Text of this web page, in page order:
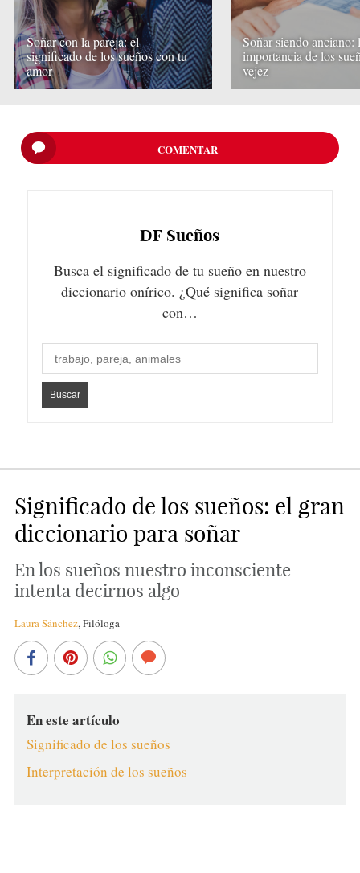
Soñar con la pareja: el
significado de los sueños con tu
amor
Soñar siendo anciano:
importancia de los
vejez
COMENTAR
DF Sueños
Busca el significado de tu sueño en nuestro
diccionario onírico. ¿Qué significa soñar
con…
Significado de los sueños: el gran
diccionario para soñar
En los sueños nuestro inconsciente
intenta decirnos algo
Laura Sánchez,Filóloga
En este artículo
Significado de los sueños
Interpretación de los sueños